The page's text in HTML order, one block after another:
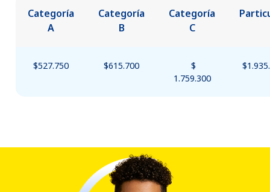
Categoría
A
Categoría
B
Categoría
C
$527.750 $615.700
$
1.759.300